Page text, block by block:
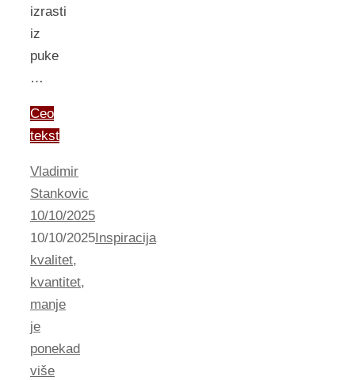
izrasti
iz
puke
…
Ceo
tekst
Vladimir
Stankovic
10/10/2025
10/10/2025 Inspiracija
kvalitet,
kvantitet,
manje
je
ponekad
više